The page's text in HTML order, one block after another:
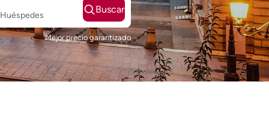
Buscar
Mejor precio garantizado